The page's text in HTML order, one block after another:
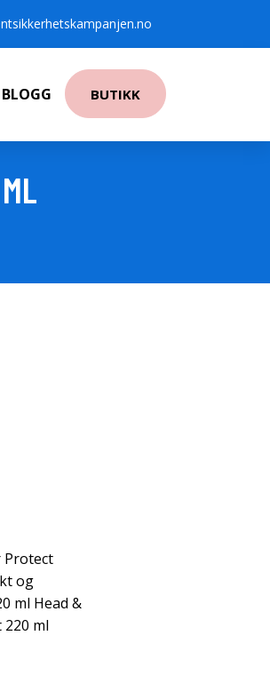
BLOGG BUTIKK
Protect
og
ml Head &
ml